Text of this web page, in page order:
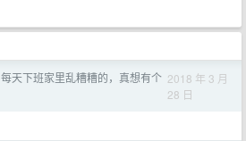
每天下班家里乱糟糟的，真想有个 2018 年 3 月
28 日